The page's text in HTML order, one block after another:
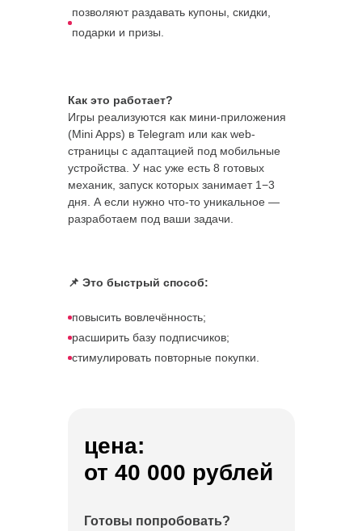
📌 Это быстрый способ:
повысить вовлечённость;
расширить базу подписчиков;
стимулировать повторные покупки.
позволяют раздавать купоны, скидки,
подарки и призы.
Как это работает?
Игры реализуются как мини-приложения
(Mini Apps) в Telegram или как web-
страницы с адаптацией под мобильные
устройства. У нас уже есть 8 готовых
механик, запуск которых занимает 1−3
дня. А если нужно что-то уникальное —
разработаем под ваши задачи.
цена:
от 40 000 рублей
Готовы попробовать?